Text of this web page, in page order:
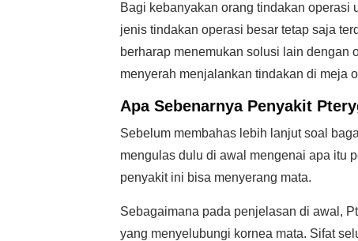
Bagi kebanyakan orang tindakan operasi
jenis tindakan operasi besar tetap saja
berharap menemukan solusi lain dengan
menyerah menjalankan tindakan di meja
Apa Sebenarnya Penyakit
Sebelum membahas lebih lanjut soal
mengulas dulu di awal mengenai apa itu
penyakit ini bisa menyerang mata.
Sebagaimana pada penjelasan di awal,
yang menyelubungi kornea mata. Sifat